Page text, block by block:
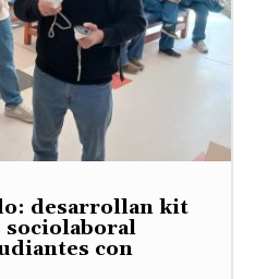
desarrollan kit
con